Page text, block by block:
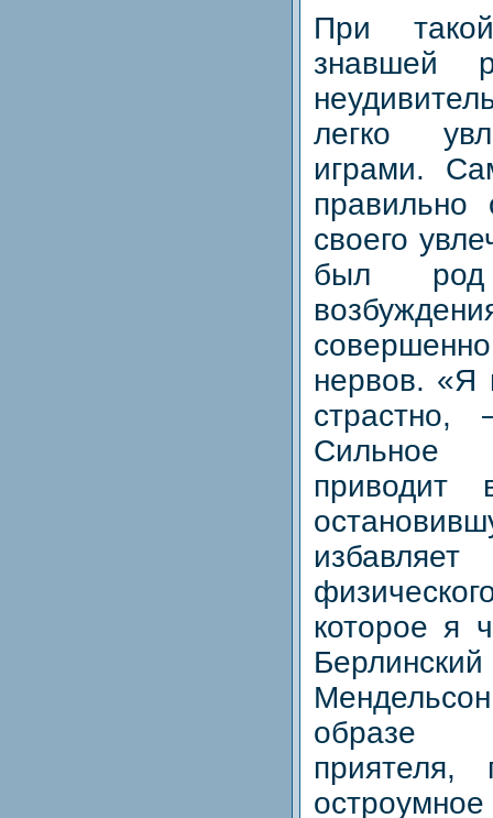
При
знавшей
легко
играми.
правильно
своего
был род
нервов. «Я
приводит
которое я
образе
приятеля,